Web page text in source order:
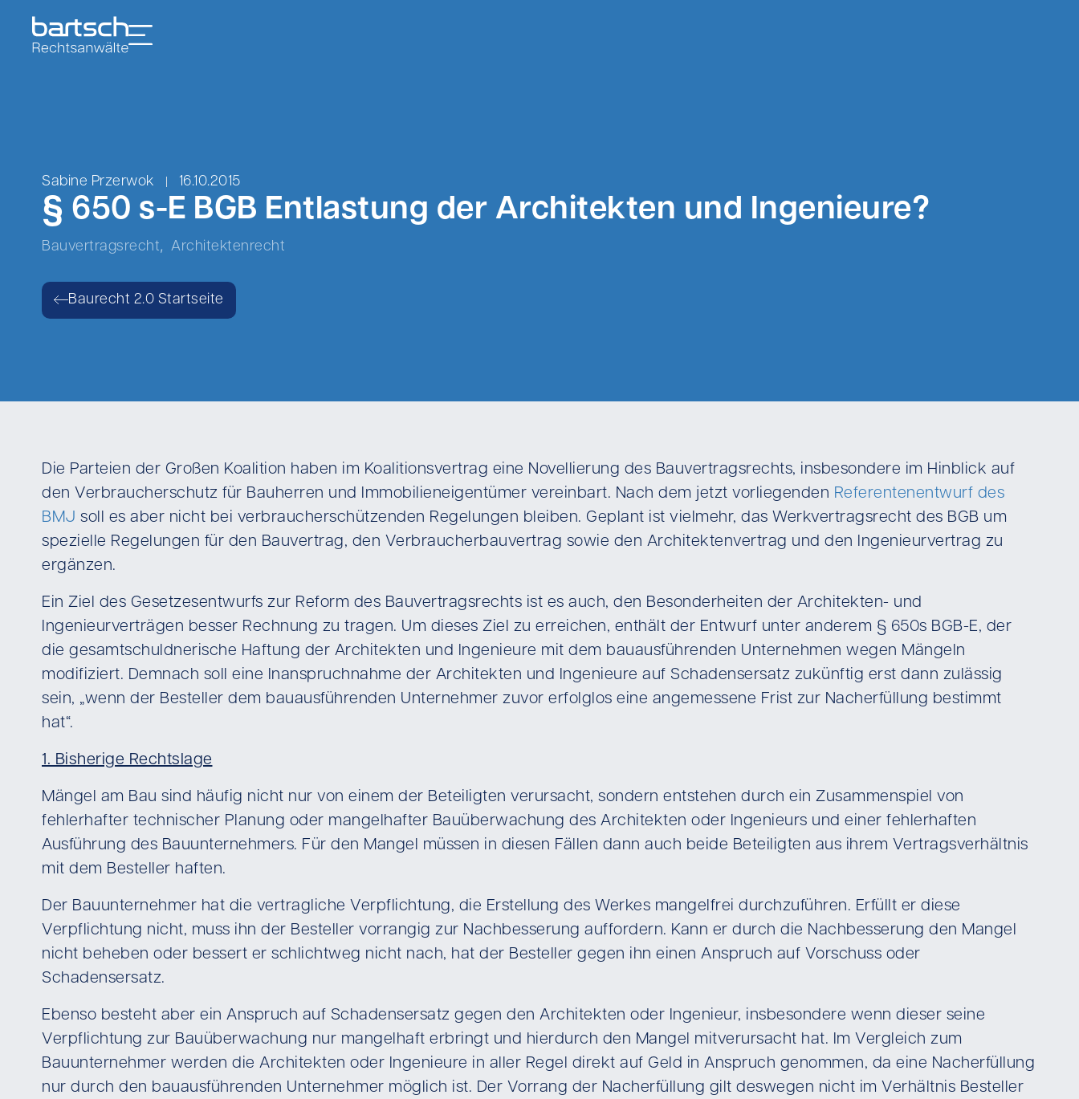
Sabine Przerwok 16.10.2015
§ 650 s-E BGB Entlastung der Architekten und Ingenieure?
Bauvertragsrecht, Architektenrecht
Baurecht 2.0 Startseite
Die Parteien der Großen Koalition haben im Koalitionsvertrag eine Novellierung des Bauvertragsrechts, insbesondere im Hinblick auf
den Verbraucherschutz für Bauherren und Immobilieneigentümer vereinbart. Nach dem jetzt vorliegenden Referentenentwurf des
BMJ soll es aber nicht bei verbraucherschützenden Regelungen bleiben. Geplant ist vielmehr, das Werkvertragsrecht des BGB um
spezielle Regelungen für den Bauvertrag, den Verbraucherbauvertrag sowie den Architektenvertrag und den Ingenieurvertrag zu
ergänzen.
Ein Ziel des Gesetzesentwurfs zur Reform des Bauvertragsrechts ist es auch, den Besonderheiten der Architekten- und
Ingenieurverträgen besser Rechnung zu tragen. Um dieses Ziel zu erreichen, enthält der Entwurf unter anderem § 650s BGB-E, der
die gesamtschuldnerische Haftung der Architekten und Ingenieure mit dem bauausführenden Unternehmen wegen Mängeln
modifiziert. Demnach soll eine Inanspruchnahme der Architekten und Ingenieure auf Schadensersatz zukünftig erst dann zulässig
sein, „wenn der Besteller dem bauausführenden Unternehmer zuvor erfolglos eine angemessene Frist zur Nacherfüllung bestimmt
hat“.
1. Bisherige Rechtslage
Mängel am Bau sind häufig nicht nur von einem der Beteiligten verursacht, sondern entstehen durch ein Zusammenspiel von
fehlerhafter technischer Planung oder mangelhafter Bauüberwachung des Architekten oder Ingenieurs und einer fehlerhaften
Ausführung des Bauunternehmers. Für den Mangel müssen in diesen Fällen dann auch beide Beteiligten aus ihrem Vertragsverhältnis
mit dem Besteller haften.
Der Bauunternehmer hat die vertragliche Verpflichtung, die Erstellung des Werkes mangelfrei durchzuführen. Erfüllt er diese
Verpflichtung nicht, muss ihn der Besteller vorrangig zur Nachbesserung auffordern. Kann er durch die Nachbesserung den Mangel
nicht beheben oder bessert er schlichtweg nicht nach, hat der Besteller gegen ihn einen Anspruch auf Vorschuss oder
Schadensersatz.
Ebenso besteht aber ein Anspruch auf Schadensersatz gegen den Architekten oder Ingenieur, insbesondere wenn dieser seine
Verpflichtung zur Bauüberwachung nur mangelhaft erbringt und hierdurch den Mangel mitverursacht hat. Im Vergleich zum
Bauunternehmer werden die Architekten oder Ingenieure in aller Regel direkt auf Geld in Anspruch genommen, da eine Nacherfüllung
nur durch den bauausführenden Unternehmer möglich ist. Der Vorrang der Nacherfüllung gilt deswegen nicht im Verhältnis Besteller